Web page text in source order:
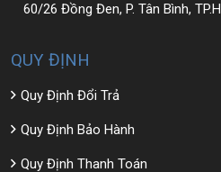
60/26 Đồng Đen, P. Tân Bình,
QUY ĐỊNH
Quy Định Đổi Trả
Quy Định Bảo Hành
Quy Định Thanh Toán